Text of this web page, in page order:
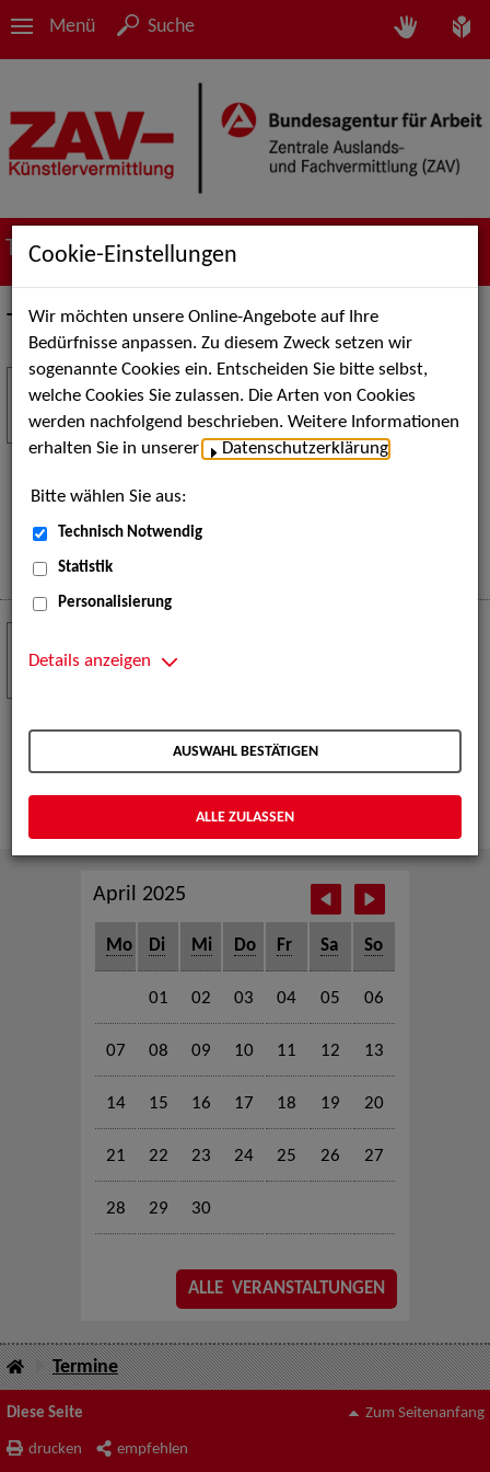
Menü Suche
Termine
Termine
Stuttgart Street Art
Kunst, Live-Acts und Aktionen für Kinder und
Familien. Die Stuttgart Street Art verwandelt den
eine große Open-Air-Bühne voller Akrobatik, Tanz,
Musik und beeindruckender Live-Performances.
Mehr
18
JUL
Serienfestival Weimar
TeleVisionale – Film- und Serienfestival in Weimar
und Eventpartnerin des Crew Call Weimar.
Mehr
NOV
April 2025
Mo Di Mi Do Fr Sa So
01 02 03 04 05 06
07 08 09 10 11 12 13
14 15 16 17 18 19 20
21 22 23 24 25 26 27
28 29 30
ALLE VERANSTALTUNGEN
Termine
Diese Seite
drucken empfehlen
Zum Seitenanfang
Cookie-Einstellungen
Wir möchten unsere Online-Angebote auf Ihre
Bedürfnisse anpassen. Zu diesem Zweck setzen wir
sogenannte Cookies ein. Entscheiden Sie bitte selbst,
welche Cookies Sie zulassen. Die Arten von Cookies
werden nachfolgend beschrieben. Weitere Informationen
erhalten Sie in unserer
Datenschutzerklärung
Bitte wählen Sie aus:
Technisch Notwendig
Statistik
Personalisierung
Details anzeigen
AUSWAHL BESTÄTIGEN
ALLE ZULASSEN